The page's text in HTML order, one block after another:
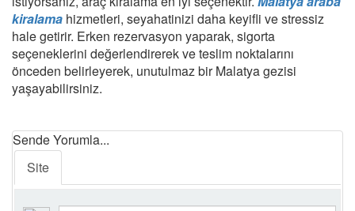
kiralama hizmetleri, seyahatinizi daha keyifli ve stressiz
hale getirir. Erken rezervasyon yaparak, sigorta
seçeneklerini değerlendirerek ve teslim noktalarını
önceden belirleyerek, unutulmaz bir Malatya gezisi
yaşayabilirsiniz.
Sende Yorumla...
Site